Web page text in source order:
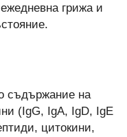
грижа и
съдържание на
(IgG, IgA, IgD, IgE
цитокини,